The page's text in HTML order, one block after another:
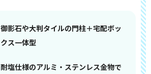
御影石や大判タイルの門柱＋宅配ボッ
クス一体型
耐塩仕様のアルミ・ステンレス金物で